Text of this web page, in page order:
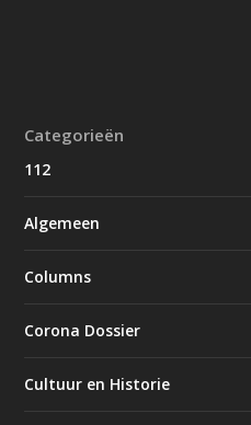
Categorieën
112
Algemeen
Columns
Corona Dossier
Cultuur en Historie